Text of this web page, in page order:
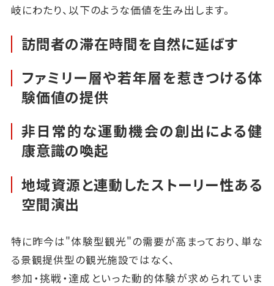
岐にわたり、以下のような価値を生み出します。
訪問者の滞在時間を自然に延ばす
ファミリー層や若年層を惹きつける体
験価値の提供
非日常的な運動機会の創出による健
康意識の喚起
地域資源と連動したストーリー性ある
空間演出
特に昨今は"体験型観光"の需要が高まっており、単な
る景観提供型の観光施設ではなく、
参加・挑戦・達成といった動的体験が求められていま